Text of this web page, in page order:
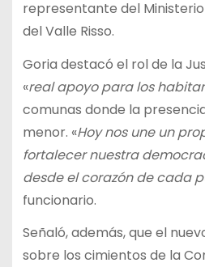
representante del Ministerio
del Valle Risso.
Goria destacó el rol de la
«real apoyo para los
comunas donde la
menor. «Hoy nos une un
fortalecer nuestra
desde el corazón de cada
funcionario.
Señaló, además, que el
sobre los cimientos de la